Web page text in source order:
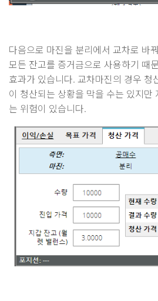
다음으로 마진을 분리에서 교차로 바
모든 잔고를 증거금으로 사용하기 때
효과가 있습니다. 교차마진의 경우 청
이 청산되는 상황을 막을 수는 있지만
는 위험이 있습니다.